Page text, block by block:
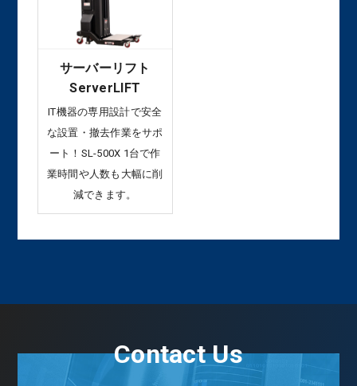
サーバーリフト
ServerLIFT
IT機器の専用設計で安全
な設置・撤去作業をサポ
ート！SL-500X 1台で作
業時間や人数も大幅に削
減できます。
Contact Us